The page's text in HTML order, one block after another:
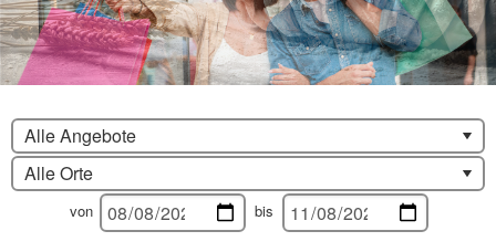
Alle Angebote
Alle Orte
von bis